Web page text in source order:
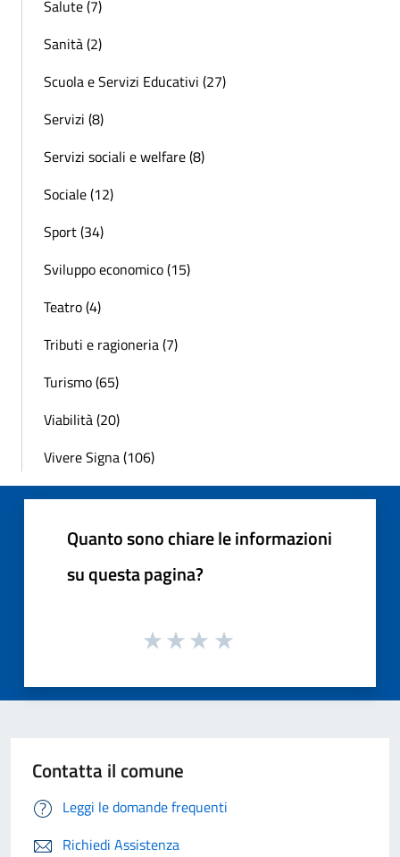
Salute (7)
Sanità (2)
Scuola e Servizi Educativi (27)
Servizi (8)
Servizi sociali e welfare (8)
Sociale (12)
Sport (34)
Sviluppo economico (15)
Teatro (4)
Tributi e ragioneria (7)
Turismo (65)
Viabilità (20)
Vivere Signa (106)
Quanto sono chiare le informazioni
su questa pagina?
Contatta il comune
Leggi le domande frequenti
Richiedi Assistenza